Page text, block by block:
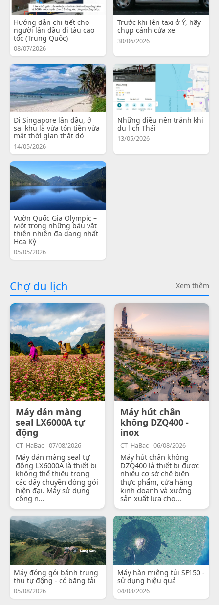
Hướng dẫn chi tiết cho
người lần đầu đi tàu cao
tốc (Trung Quốc)
08/07/2026
Trước khi lên taxi ở Ý, hãy
chụp cánh cửa xe
30/06/2026
Đi Singapore lần đầu, ở
sai khu là vừa tốn tiền vừa
mất thời gian thật đó
14/05/2026
Những điều nên tránh khi
du lịch Thái
13/05/2026
Vườn Quốc Gia Olympic –
Một trong những báu vật
thiên nhiên đa dạng nhất
Hoa Kỳ
05/05/2026
Chợ du lịch Xem thêm
Máy dán màng
seal LX6000A tự
động
CT_HaBac - 07/08/2026
Máy dán màng seal tự
động LX6000A là thiết bị
không thể thiếu trong
các dây chuyền đóng gói
hiện đại. Máy sử dụng
công n...
Máy hút chân
không DZQ400 -
inox
CT_HaBac - 06/08/2026
Máy hút chân không
DZQ400 là thiết bị được
nhiều cơ sở chế biến
thực phẩm, cửa hàng
kinh doanh và xưởng
sản xuất lựa chọ...
Máy đóng gói bánh trung
thu tự động - có băng tải
05/08/2026
Máy hàn miệng túi SF150 -
sử dụng hiệu quả
04/08/2026